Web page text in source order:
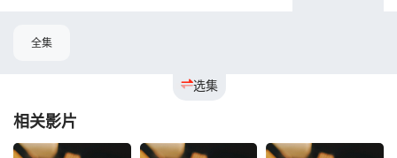
选集
全集
相关影片